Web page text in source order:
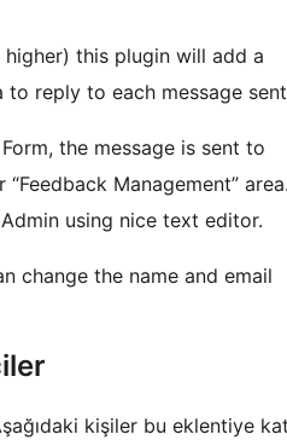
this plugin will add a
to reply to each message
the message is sent to
Management” area.
using nice text editor.
change the name and email
kişiler bu eklentiye